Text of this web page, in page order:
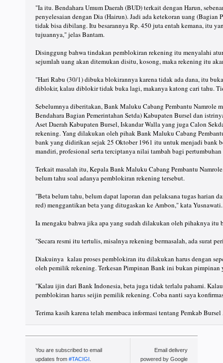
"Ia itu. Bendahara Umum Daerah (BUD) terkait dengan Harun,
penyelesaian dengan Dia (Hairun). Jadi ada ketekoran uang (Bagian
tidak bisa dibilang. Itu besarannya Rp. 450 juta entah kemana, itu
tujuannya," jelas Bantam.
Disinggung bahwa tindakan pemblokiran rekening itu menyalahi
sejumlah uang akan ditemukan disitu, kosong, maka rekening itu
"Hari Rabu (30/1) dibuka blokirannya karena tidak ada dana, itu
diblokir, kalau diblokir tidak buka lagi, makanya katong cari tahu.
Sebelumnya diberitakan, Bank Maluku Cabang Pembantu Namrole
Bendahara Bagian Pemerintahan Setda) Kabupaten Bursel dan
Aset Daerah Kabupaten Bursel, Iskandar Walla yang juga Calon
rekening. Yang dilakukan oleh pihak Bank Maluku Cabang
bank yang didirikan sejak 25 Oktober 1961 itu untuk menjadi bank
mandiri, profesional serta terciptanya nilai tambah bagi
Terkait masalah itu, Kepala Bank Maluku Cabang Pembantu
belum tahu soal adanya pemblokiran rekening tersebut.
"Beta belum tahu, belum dapat laporan dan pelaksana tugas harian
red) menggantikan beta yang ditugaskan ke Ambon," kata Yusnawati.
Ia mengaku bahwa jika apa yang sudah dilakukan oleh pihaknya itu
"Secara resmi itu tertulis, misalnya rekening bermasalah, ada surat
Diakuinya kalau proses pemblokiran itu dilakukan harus dengan
oleh pemilik rekening. Terkesan Pimpinan Bank ini bukan pimpinan
"Kalau ijin dari Bank Indonesia, beta juga tidak terlalu pahami.
pemblokiran harus seijin pemilik rekening. Coba nanti saya
Terima kasih karena telah membaca informasi tentang Pemkab
You are subscribed to email
updates from #TACIGI
Email delivery
powered by Google